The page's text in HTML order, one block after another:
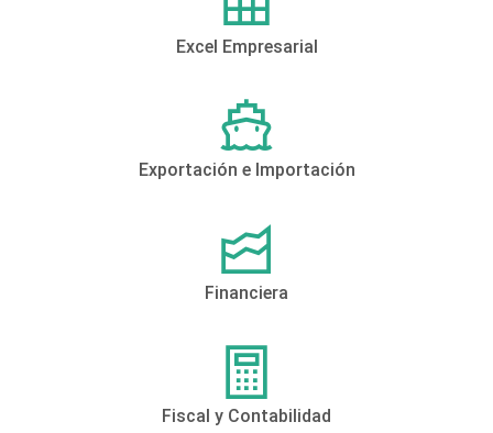
Excel Empresarial
Exportación e Importación
Financiera
Fiscal y Contabilidad